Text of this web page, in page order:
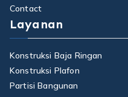
Contact
Layanan
Konstruksi Baja Ringan
Konstruksi Plafon
Partisi Bangunan